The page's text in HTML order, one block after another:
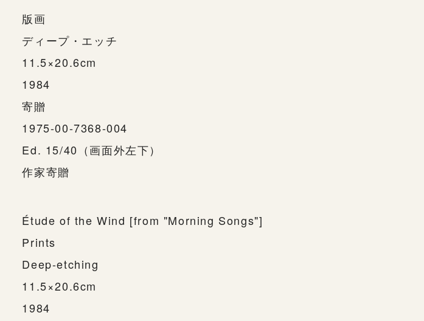
版画
ディープ・エッチ
11.5×20.6cm
1984
寄贈
1975-00-7368-004
Ed. 15/40（画面外左下）
作家寄贈
Étude of the Wind [from "Morning Songs"]
Prints
Deep-etching
11.5×20.6cm
1984